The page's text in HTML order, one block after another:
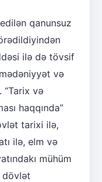
qanunsuz
ilə də tövsif
mədəniyyət və
və
haqqında”
tarixi ilə,
ilə, elm və
mühüm
dövlət